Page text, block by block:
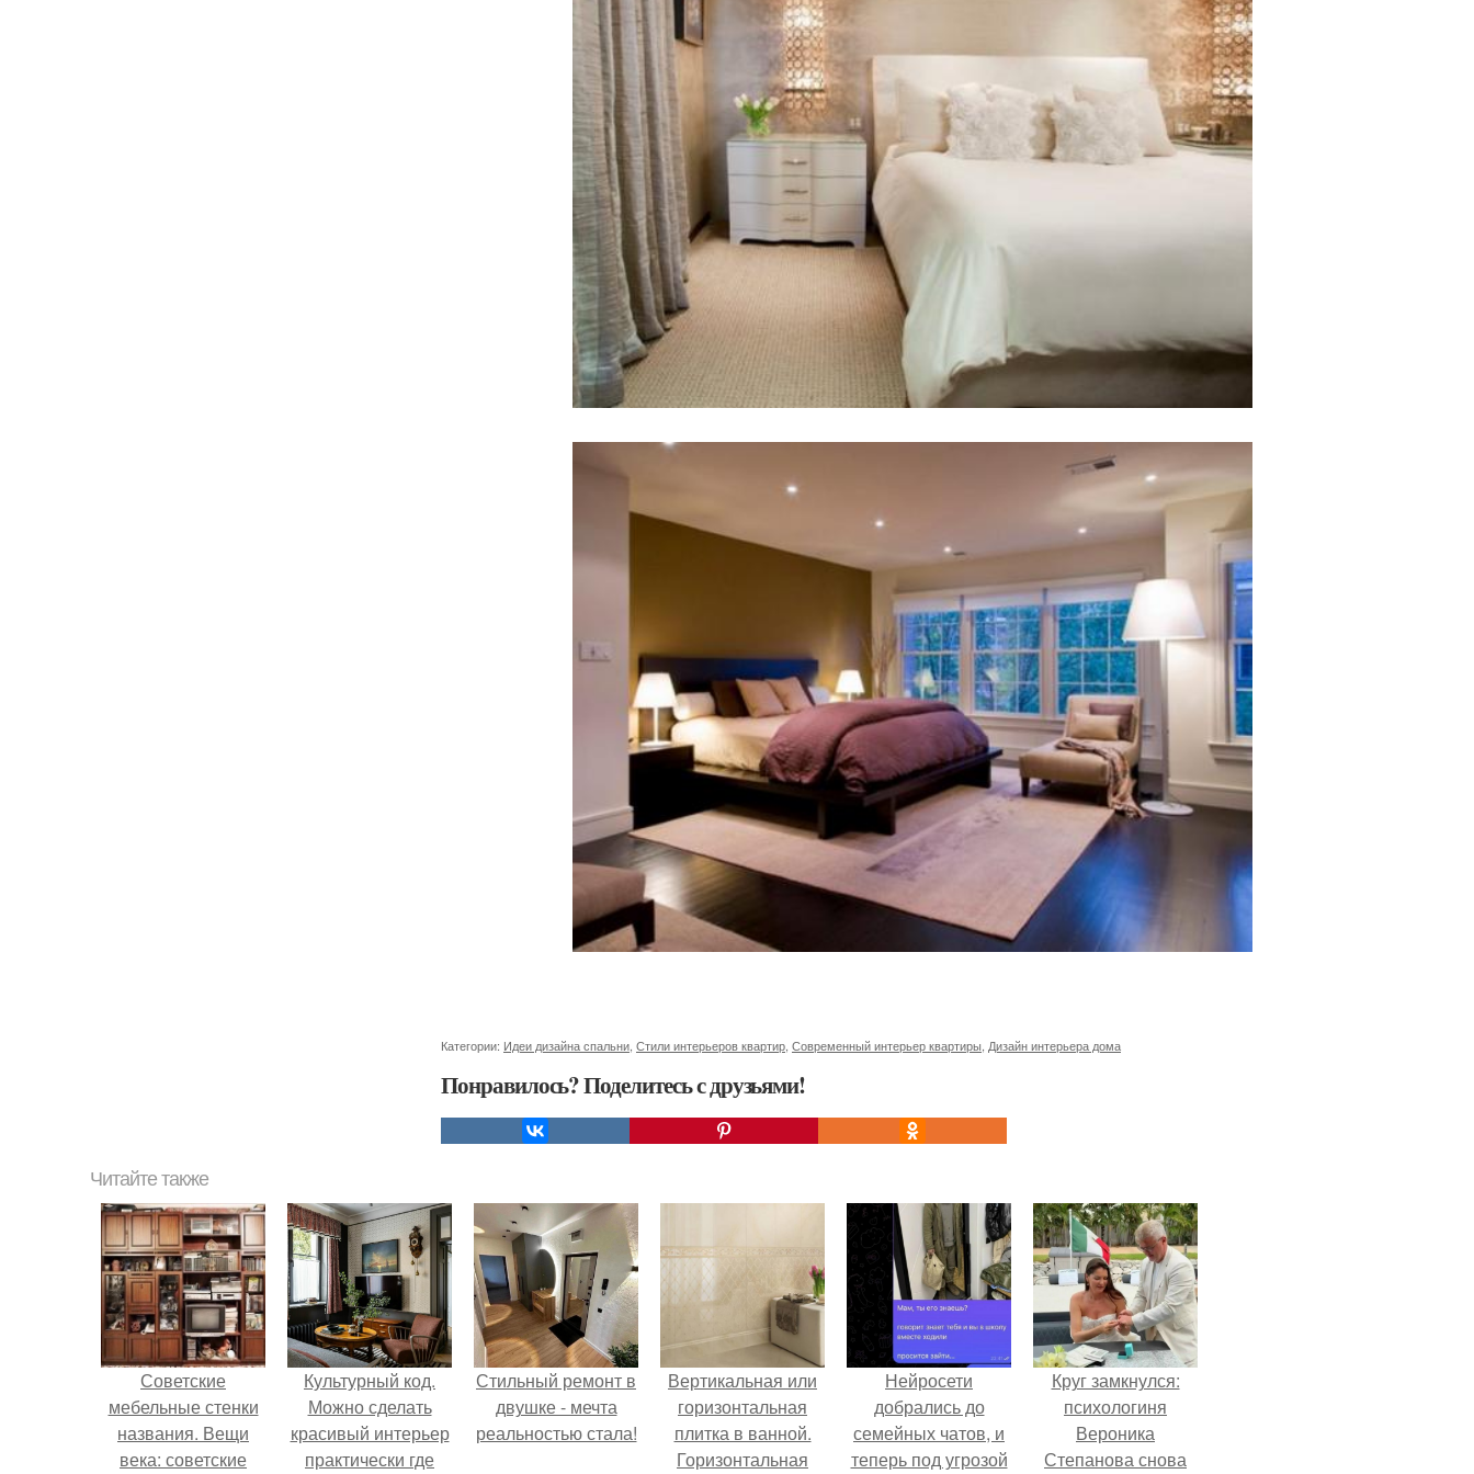
Категории: Идеи дизайна спальни, Стили интерьеров квартир, Современный интерьер квартиры, Дизайн интерьера дома
Понравилось? Поделитесь с друзьями!
Читайте также
Советские
мебельные стенки
названия. Вещи
века: советские
Культурный код.
Можно сделать
красивый интерьер
практически где
Стильный ремонт в
двушке - мечта
реальностью стала!
Вертикальная или
горизонтальная
плитка в ванной.
Горизонтальная
Нейросети
добрались до
семейных чатов, и
теперь под угрозой
Круг замкнулся:
психологиня
Вероника
Степанова снова